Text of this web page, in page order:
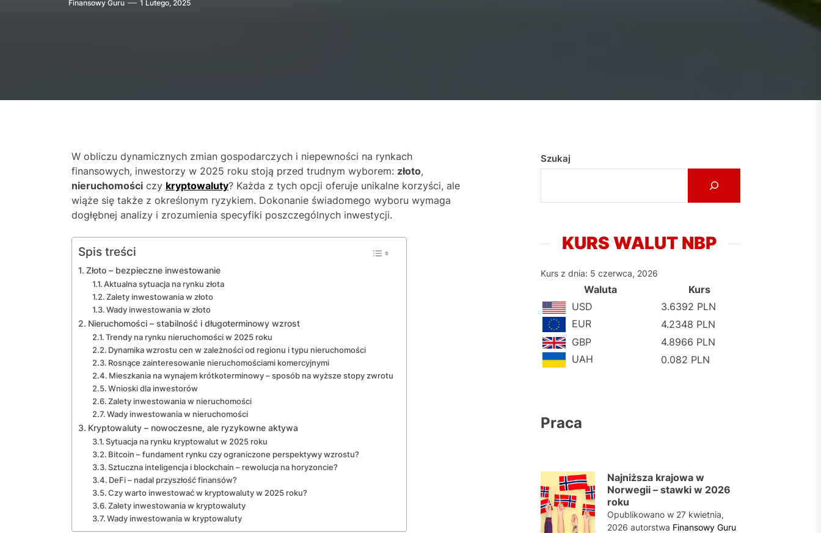
Finansowy Guru 1 Lutego, 2025
W obliczu dynamicznych zmian gospodarczych i niepewności na rynkach
finansowych, inwestorzy w 2025 roku stoją przed trudnym wyborem: złoto,
nieruchomości czy kryptowaluty? Każda z tych opcji oferuje unikalne korzyści, ale
wiąże się także z określonym ryzykiem. Dokonanie świadomego wyboru wymaga
dogłębnej analizy i zrozumienia specyfiki poszczególnych inwestycji.
Spis treści
Złoto – bezpieczne inwestowanie
Aktualna sytuacja na rynku złota
Zalety inwestowania w złoto
Wady inwestowania w złoto
Nieruchomości – stabilność i długoterminowy wzrost
Trendy na rynku nieruchomości w 2025 roku
Dynamika wzrostu cen w zależności od regionu i typu nieruchomości
Rosnące zainteresowanie nieruchomościami komercyjnymi
Mieszkania na wynajem krótkoterminowy – sposób na wyższe stopy zwrotu
Wnioski dla inwestorów
Zalety inwestowania w nieruchomości
Wady inwestowania w nieruchomości
Kryptowaluty – nowoczesne, ale ryzykowne aktywa
Sytuacja na rynku kryptowalut w 2025 roku
Bitcoin – fundament rynku czy ograniczone perspektywy wzrostu?
Sztuczna inteligencja i blockchain – rewolucja na horyzoncie?
DeFi – nadal przyszłość finansów?
Czy warto inwestować w kryptowaluty w 2025 roku?
Zalety inwestowania w kryptowaluty
Wady inwestowania w kryptowaluty
Szukaj
KURS WALUT NBP
Kurs z dnia: 5 czerwca, 2026
Waluta
Kurs
USD
3.6392 PLN
EUR
4.2348 PLN
GBP
4.8966 PLN
UAH
0.082 PLN
Praca
Najniższa krajowa w
Norwegii – stawki w 2026
roku
Opublikowano w 27 kwietnia,
2026 autorstwa Finansowy Guru